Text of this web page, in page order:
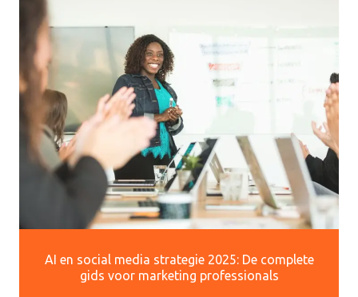
AI en social media strategie 2025: De complete
gids voor marketing professionals